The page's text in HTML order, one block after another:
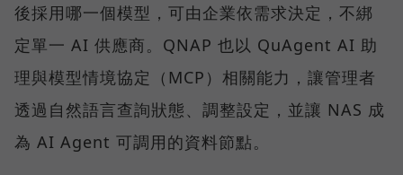
後採用哪一個模型，可由企業依需求決定，不綁
定單一 AI 供應商。QNAP 也以 QuAgent AI 助
理與模型情境協定（MCP）相關能力，讓管理者
透過自然語言查詢狀態、調整設定，並讓 NAS 成
為 AI Agent 可調用的資料節點。